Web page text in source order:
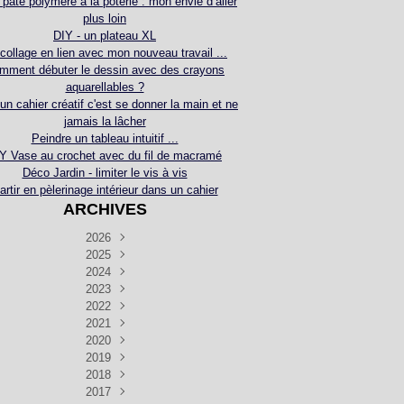
plus loin
DIY - un plateau XL
en lien avec mon nouveau travail ...
débuter le dessin avec des crayons
aquarellables ?
cahier créatif c'est se donner la main et ne
jamais la lâcher
Peindre un tableau intuitif ...
Vase au crochet avec du fil de macramé
Déco Jardin - limiter le vis à vis
en pèlerinage intérieur dans un cahier
ARCHIVES
2026
Juillet(5)
Juin
(4)
Mai
(3)
Avril
(3)
Mars
(3)
Janvier(1)
2025
Décembre
Novembre
Octobre
Septembre
Août
(1)
Juillet(2)
Juin
(1)
Mai
(1)
2024
Décembre
Novembre
Octobre
Septembre
Août
(2)
Juillet(4)
Juin
(4)
2023
Décembre
Novembre
Octobre
Septembre
Août
(2)
Juillet(1)
2022
Décembre
Novembre
Octobre
Septembre
Août
(4)
2021
Décembre
Novembre
Septembre
Août
(2)
2020
Décembre
Novembre
Octobre
2019
Décembre
Novembre
2018
Décembre
2017